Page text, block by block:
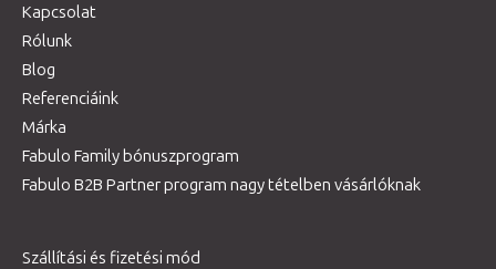
Kapcsolat
Rólunk
Blog
Referenciáink
Márka
Fabulo Family bónuszprogram
Fabulo B2B Partner program nagy tételben vásárlóknak
Szállítási és fizetési mód